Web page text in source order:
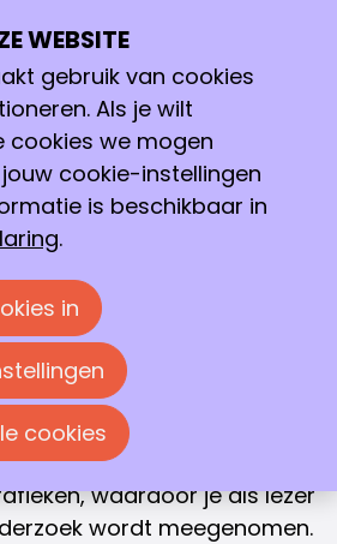
mScarletI en mTurquoise2
College
Vlam heeft het verslag
voor haar
als biologisch medisch
van Amsterdam,
Gouden Vlam 2021.
is met name de
beschrijving van het
erg sterk. Het verslag heeft
en verduidelijkende
waardoor je als lezer
wordt meegenomen.
WEBSITE
gebruik van cookies
Als je wilt
cookies we mogen
cookie-instellingen
is beschikbaar in
.
in
cookies